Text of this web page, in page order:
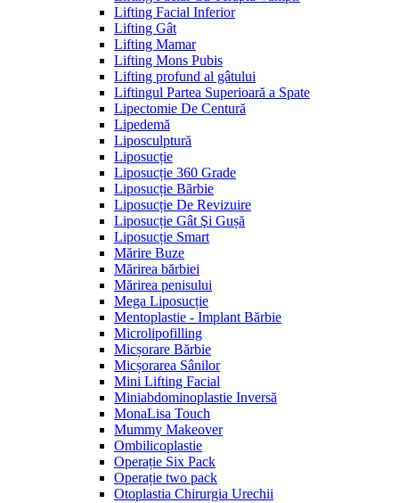
Lifting Facial Inferior
Lifting Gât
Lifting Mamar
Lifting Mons Pubis
Lifting profund al gâtului
Liftingul Partea Superioară a Spate
Lipectomie De Centură
Lipedemă
Liposculptură
Liposucție
Liposucție 360 Grade
Liposucție Bărbie
Liposucție De Revizuire
Liposucție Gât Şi Gușă
Liposucție Smart
Mărire Buze
Mărirea bărbiei
Mărirea penisului
Mega Liposucție
Mentoplastie - Implant Bărbie
Microlipofilling
Micșorare Bărbie
Micșorarea Sânilor
Mini Lifting Facial
Miniabdominoplastie Inversă
MonaLisa Touch
Mummy Makeover
Ombilicoplastie
Operație Six Pack
Operație two pack
Otoplastia Chirurgia Urechii